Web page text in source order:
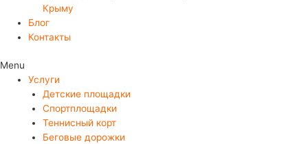
Крыму
Блог
Контакты
Menu
Услуги
Детские площадки
Спортплощадки
Теннисный корт
Беговые дорожки